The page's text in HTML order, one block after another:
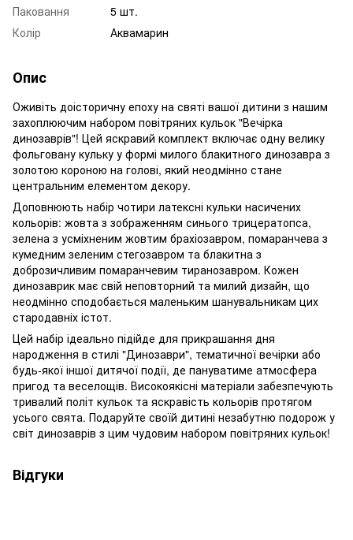
Паковання
5 шт.
Колір
Аквамарин
Опис
Оживіть доісторичну епоху на святі вашої дитини з нашим
захоплюючим набором повітряних кульок "Вечірка
динозаврів"! Цей яскравий комплект включає одну велику
фольговану кульку у формі милого блакитного динозавра з
золотою короною на голові, який неодмінно стане
центральним елементом декору.
Доповнюють набір чотири латексні кульки насичених
кольорів: жовта з зображенням синього трицератопса,
зелена з усміхненим жовтим брахіозавром, помаранчева з
кумедним зеленим стегозавром та блакитна з
доброзичливим помаранчевим тиранозавром. Кожен
динозаврик має свій неповторний та милий дизайн, що
неодмінно сподобається маленьким шанувальникам цих
стародавніх істот.
Цей набір ідеально підійде для прикрашання дня
народження в стилі "Динозаври", тематичної вечірки або
будь-якої іншої дитячої події, де пануватиме атмосфера
пригод та веселощів. Високоякісні матеріали забезпечують
тривалий політ кульок та яскравість кольорів протягом
усього свята. Подаруйте своїй дитині незабутню подорож у
світ динозаврів з цим чудовим набором повітряних кульок!
Відгуки